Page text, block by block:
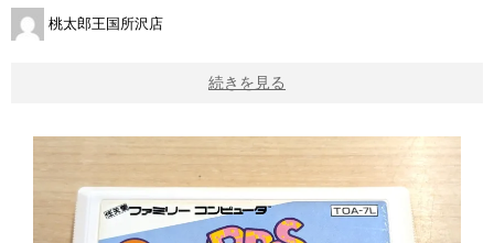
桃太郎王国所沢店
続きを見る